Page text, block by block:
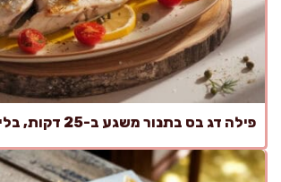
פילה דג בס בתנור משגע ב-25 דקות, בלי טיגון בכלל